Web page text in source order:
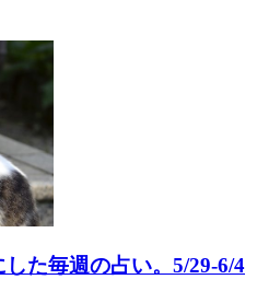
た毎週の占い。5/29-6/4